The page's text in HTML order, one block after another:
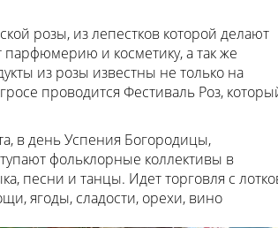
розы, из лепестков которой делают
и косметику, а так же
из розы известны не только на
проводится Фестиваль Роз,
в день Успения Богородицы,
фольклорные коллективы в
песни и танцы. Идет торговля с
ягоды, сладости, орехи, вино